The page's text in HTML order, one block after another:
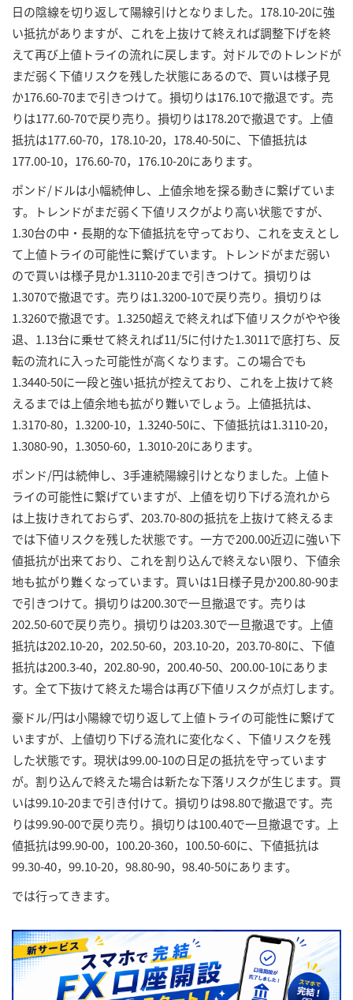
日の陰線を切り返して陽線引けとなりました。178.10-20に強
い抵抗がありますが、これを上抜けて終えれば調整下げを終
えて再び上値トライの流れに戻します。対ドルでのトレンドが
まだ弱く下値リスクを残した状態にあるので、買いは様子見
か176.60-70まで引きつけて。損切りは176.10で撤退です。売
りは177.60-70で戻り売り。損切りは178.20で撤退です。上値
抵抗は177.60-70，178.10-20，178.40-50に、下値抵抗は
177.00-10，176.60-70，176.10-20にあります。
ポンド/ドルは小幅続伸し、上値余地を探る動きに繋げていま
す。トレンドがまだ弱く下値リスクがより高い状態ですが、
1.30台の中・長期的な下値抵抗を守っており、これを支えとし
て上値トライの可能性に繋げています。トレンドがまだ弱い
ので買いは様子見か1.3110-20まで引きつけて。損切りは
1.3070で撤退です。売りは1.3200-10で戻り売り。損切りは
1.3260で撤退です。1.3250超えで終えれば下値リスクがやや後
退、1.13台に乗せて終えれば11/5に付けた1.3011で底打ち、反
転の流れに入った可能性が高くなります。この場合でも
1.3440-50に一段と強い抵抗が控えており、これを上抜けて終
えるまでは上値余地も拡がり難いでしょう。上値抵抗は、
1.3170-80，1.3200-10，1.3240-50に、下値抵抗は1.3110-20，
1.3080-90，1.3050-60，1.3010-20にあります。
ポンド/円は続伸し、3手連続陽線引けとなりました。上値ト
ライの可能性に繋げていますが、上値を切り下げる流れから
は上抜けきれておらず、203.70-80の抵抗を上抜けて終えるま
では下値リスクを残した状態です。一方で200.00近辺に強い下
値抵抗が出来ており、これを割り込んで終えない限り、下値余
地も拡がり難くなっています。買いは1日様子見か200.80-90ま
で引きつけて。損切りは200.30で一旦撤退です。売りは
202.50-60で戻り売り。損切りは203.30で一旦撤退です。上値
抵抗は202.10-20，202.50-60，203.10-20，203.70-80に、下値
抵抗は200.3-40，202.80-90，200.40-50、200.00-10にありま
す。全て下抜けて終えた場合は再び下値リスクが点灯します。
豪ドル/円は小陽線で切り返して上値トライの可能性に繋げて
いますが、上値切り下げる流れに変化なく、下値リスクを残
した状態です。現状は99.00-10の日足の抵抗を守っています
が。割り込んで終えた場合は新たな下落リスクが生じます。買
いは99.10-20まで引き付けて。損切りは98.80で撤退です。売
りは99.90-00で戻り売り。損切りは100.40で一旦撤退です。上
値抵抗は99.90-00，100.20-360，100.50-60に、下値抵抗は
99.30-40，99.10-20，98.80-90，98.40-50にあります。
では行ってきます。